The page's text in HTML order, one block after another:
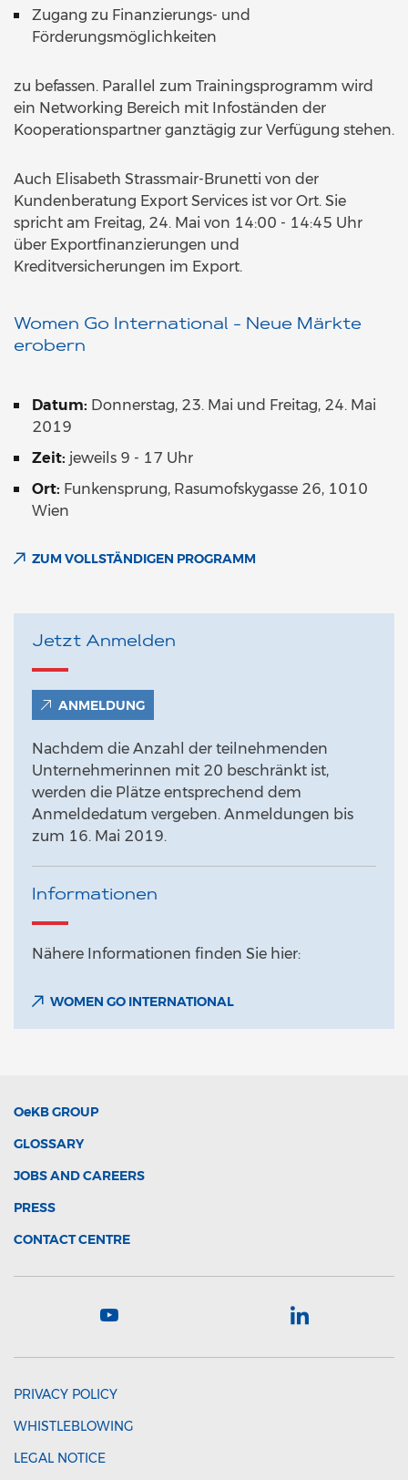
Zugang zu Finanzierungs- und
Förderungsmöglichkeiten
zu befassen. Parallel zum Trainingsprogramm wird
ein Networking Bereich mit Infoständen der
Kooperationspartner ganztägig zur Verfügung stehen.
Auch Elisabeth Strassmair-Brunetti von der
Kundenberatung Export Services ist vor Ort. Sie
spricht am Freitag, 24. Mai von 14:00 - 14:45 Uhr
über Exportfinanzierungen und
Kreditversicherungen im Export.
Women Go International - Neue Märkte
erobern
Datum: Donnerstag, 23. Mai und Freitag, 24. Mai
2019
Zeit: jeweils 9 - 17 Uhr
Ort: Funkensprung, Rasumofskygasse 26, 1010
Wien
ZUM VOLLSTÄNDIGEN PROGRAMM
Jetzt Anmelden
ANMELDUNG
Nachdem die Anzahl der teilnehmenden
Unternehmerinnen mit 20 beschränkt ist,
werden die Plätze entsprechend dem
Anmeldedatum vergeben. Anmeldungen bis
zum 16. Mai 2019.
Informationen
Nähere Informationen finden Sie hier:
WOMEN GO INTERNATIONAL
OeKBGROUP
GLOSSARY
JOBS AND CAREERS
PRESS
CONTACT CENTRE
PRIVACY POLICY
WHISTLEBLOWING
LEGAL NOTICE